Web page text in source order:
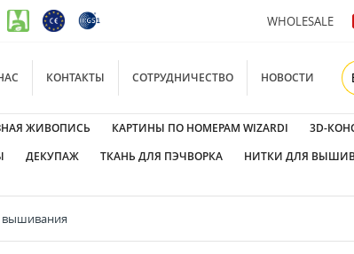
WHOLESALE
КОНТАКТЫ СОТРУДНИЧЕСТВО НОВОСТИ
ЖИВОПИСЬ КАРТИНЫ ПО НОМЕРАМ WIZARDI 3D-
ДЕКУПАЖ ТКАНЬ ДЛЯ ПЭЧВОРКА НИТКИ ДЛЯ
вышивания